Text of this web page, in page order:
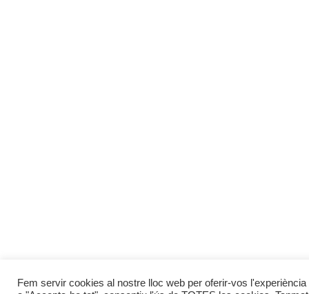
Fem servir cookies al nostre lloc web per oferir-vos